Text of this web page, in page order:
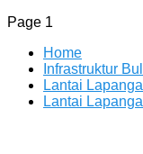
Page 1
Home
Infrastruktur
Lantai
Lantai